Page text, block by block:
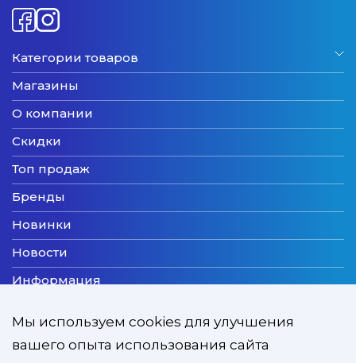
Категории товаров
Магазины
О компании
Скидки
Топ продаж
Бренды
Новинки
Новости
Информация
Мы используем cookies для улучшения
вашего опыта использования сайта